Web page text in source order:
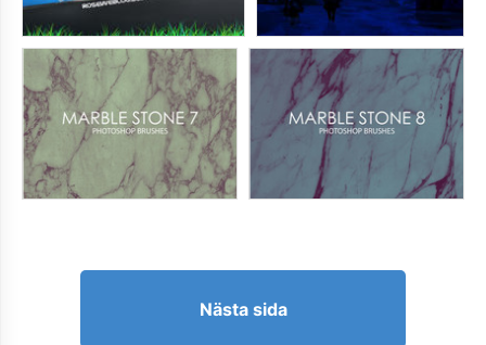
Nästa sida